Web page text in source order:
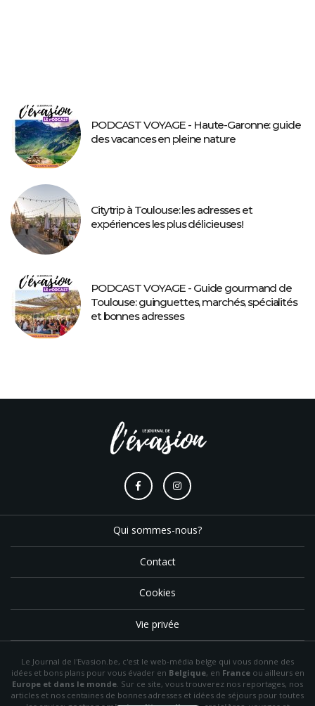
PODCAST VOYAGE - Haute-Garonne: guide
des vacances en pleine nature
Citytrip à Toulouse: les adresses et
expériences les plus délicieuses!
PODCAST VOYAGE - Guide gourmand de
Toulouse: guinguettes, marchés, spécialités
et bonnes adresses
Qui sommes-nous?
Contact
Cookies
Vie privée
Le Journal de l'Evasion.be, c'est le web-média belge qui vous donne des
idées et bons plans pour vous évader en Belgique, en Franceou ailleurs en
Europe et dans le monde . Sur ce site, vous trouverez nos reportages, nos
articles et nos centaines de bonnes adresses et idées de séjours pour toutes